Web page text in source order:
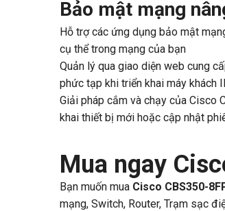
Bảo mật mạng
Hỗ trợ các ứng dụng bảo mật
cụ thể trong mạng của bạn
Quản lý qua giao diện web cung
phức tạp khi triển khai máy khách
Giải pháp cắm và chạy của Cisco
khai thiết bị mới hoặc cập nhật
Mua ngay
Bạn muốn mua Cisco CBS350-
mạng, Switch, Router, Trạm sạc